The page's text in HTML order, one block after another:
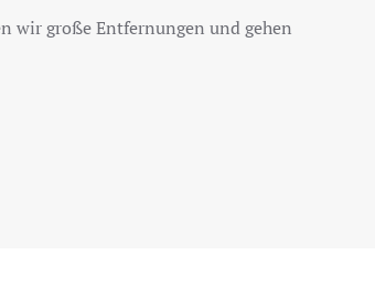
wir große Entfernungen und gehen